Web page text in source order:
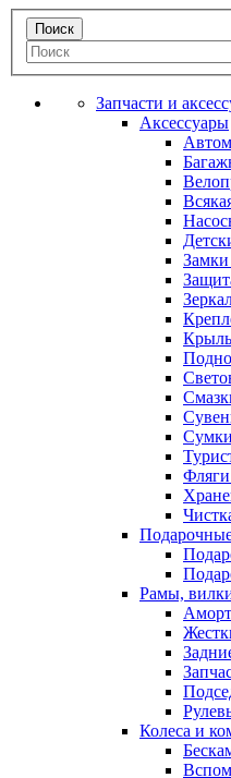
Запчасти и
Аксессуары
Замки
Рамы,
Колеса и